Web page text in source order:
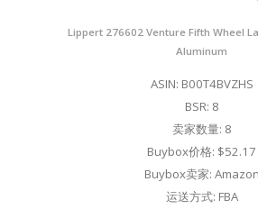
Lippert 276602 Venture Fifth Wheel
Aluminum
ASIN: B00T4BVZHS
BSR: 8
卖家数量: 8
Buybox价格: $52.17
Buybox卖家: Amazon
运送方式: FBA